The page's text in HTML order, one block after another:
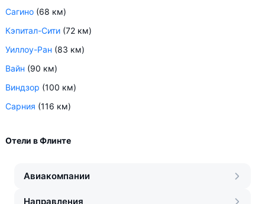
Сагино (68 км)
Кэпитал-Сити (72 км)
Уиллоу-Ран (83 км)
Вайн (90 км)
Виндзор (100 км)
Сарния (116 км)
Отели в Флинте
Авиакомпании
Направления